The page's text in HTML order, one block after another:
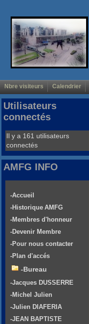
Nbre visiteurs Calendrier
Utilisateurs
connectés
Il y a 161 utilisateurs
connectés
AMFG INFO
-Accueil
-Historique AMFG
-Membres d'honneur
-Devenir Membre
-Pour nous contacter
-Plan d'accés
-Bureau
-Jacques DUSSERRE
-Michel Julien
-Julien DIAFERIA
-JEAN BAPTISTE